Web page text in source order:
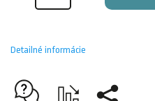
Detailné informácie